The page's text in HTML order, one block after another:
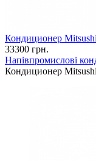
Кондиционер
33300 грн.
Напівпромислові
Кондиционер